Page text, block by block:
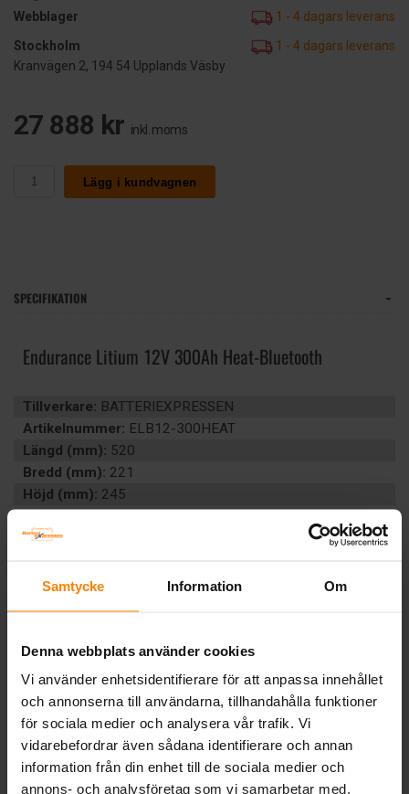
Samtycke Information Om
Denna webbplats använder cookies
Vi använder enhetsidentifierare för att anpassa innehållet
och annonserna till användarna, tillhandahålla funktioner
för sociala medier och analysera vår trafik. Vi
vidarebefordrar även sådana identifierare och annan
information från din enhet till de sociala medier och
annons- och analysföretag som vi samarbetar med.
Webblager
1 - 4 dagars leverans
Stockholm
1 - 4 dagars leverans
Kranvägen 2, 194 54 Upplands Väsby
27 888 kr inkl. moms
Lägg i kundvagnen
SPECIFIKATION
Endurance Litium 12V 300Ah Heat-Bluetooth
Tillverkare: BATTERIEXPRESSEN
Artikelnummer: ELB12-300HEAT
Längd (mm): 520
Bredd (mm): 221
Höjd (mm): 245
Ah (C20):
Polställning:
Artikelgrupp:LITIUM
BESKRIVNING